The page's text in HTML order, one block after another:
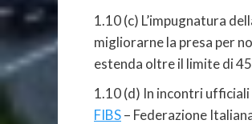
1.10 (c) L’impugnatura
migliorarne la presa per
estenda oltre il limite di
1.10 (d) In incontri
FIBS– Federazione